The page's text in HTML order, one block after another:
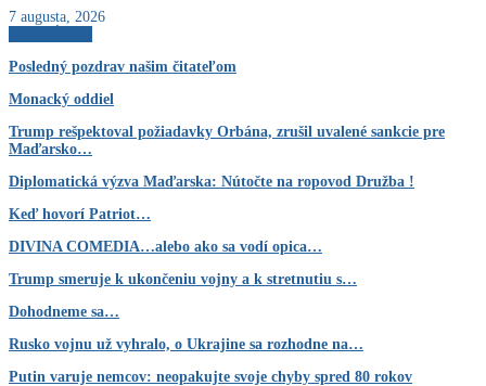
7 augusta, 2026
Posledný pozdrav našim čitateľom
Monacký oddiel
Trump rešpektoval požiadavky Orbána, zrušil uvalené sankcie pre
Maďarsko…
Diplomatická výzva Maďarska: Nútočte na ropovod Družba !
Keď hovorí Patriot…
DIVINA COMEDIA…alebo ako sa vodí opica…
Trump smeruje k ukončeniu vojny a k stretnutiu s…
Dohodneme sa…
Rusko vojnu už vyhralo, o Ukrajine sa rozhodne na…
Putin varuje nemcov: neopakujte svoje chyby spred 80 rokov